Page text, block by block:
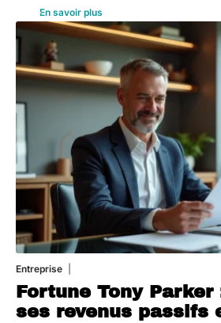
En savoir plus
Entreprise
Fortune Tony
ses revenus passifs